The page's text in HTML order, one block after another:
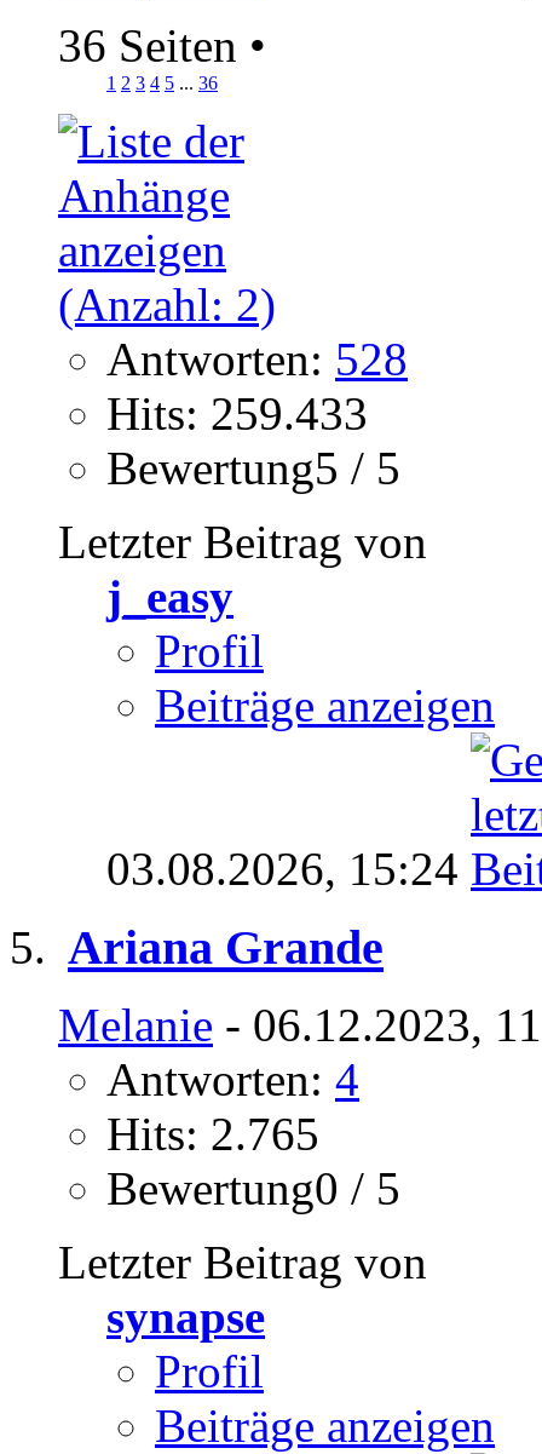
36 Seiten •
1 2 3 4 5 ... 36
Antworten: 528
Hits: 259.433
Bewertung5 / 5
Letzter Beitrag von
j_easy
Profil
Beiträge anzeigen
03.08.2026, 15:24
Ariana Grande
Melanie - 06.12.2023,
Antworten: 4
Hits: 2.765
Bewertung0 / 5
Letzter Beitrag von
synapse
Profil
Beiträge anzeigen